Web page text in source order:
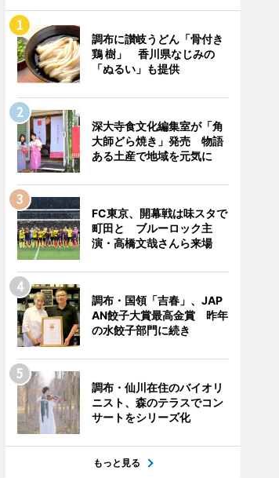
調布に讃岐うどん「骨付き
鶏 樹」 香川県なじみの
「ぬるい」も提供
深大寺食文化編集室が「角
大師どら焼き」発売 物語
ある土産で地域を元気に
FC東京、開幕戦は味スタで
町田と ブルーロック主
演・高橋文哉さんら来場
調布・国領「吉春」、JAP
AN餃子大賞最高金賞 昨年
の水餃子部門に続き
調布・仙川在住のバイオリ
ニスト、森のテラスでコン
サートをシリーズ化
もっと見る